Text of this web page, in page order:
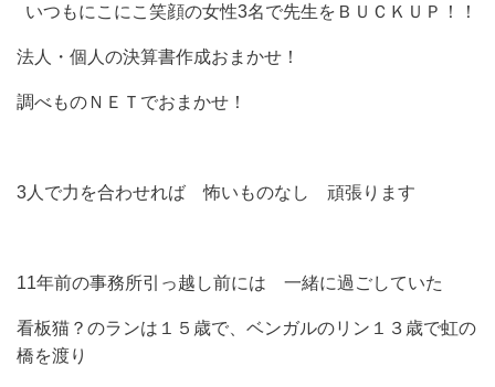
いつもにこにこ笑顔の女性3名で先生をＢＵＣＫＵＰ！！
法人・個人の決算書作成おまかせ！
調べものＮＥＴでおまかせ！
3人で力を合わせれば 怖いものなし 頑張ります
11年前の事務所引っ越し前には 一緒に過ごしていた
看板猫？ のランは１５歳で 、ベンガルのリン１３歳で虹の
橋を渡り